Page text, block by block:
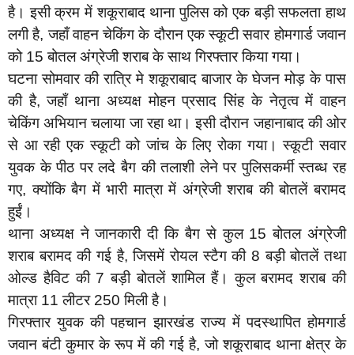
है। इसी क्रम में शकूराबाद थाना पुलिस को एक बड़ी सफलता हाथ
लगी है, जहाँ वाहन चेकिंग के दौरान एक स्कूटी सवार होमगार्ड जवान
को 15 बोतल अंग्रेजी शराब के साथ गिरफ्तार किया गया।
घटना सोमवार की रात्रि मे शकूराबाद बाजार के घेजन मोड़ के पास
की है, जहाँ थाना अध्यक्ष मोहन प्रसाद सिंह के नेतृत्व में वाहन
चेकिंग अभियान चलाया जा रहा था। इसी दौरान जहानाबाद की ओर
से आ रही एक स्कूटी को जांच के लिए रोका गया। स्कूटी सवार
युवक के पीठ पर लदे बैग की तलाशी लेने पर पुलिसकर्मी स्तब्ध रह
गए, क्योंकि बैग में भारी मात्रा में अंग्रेजी शराब की बोतलें बरामद
हुईं।
थाना अध्यक्ष ने जानकारी दी कि बैग से कुल 15 बोतल अंग्रेजी
शराब बरामद की गई है, जिसमें रोयल स्टैग की 8 बड़ी बोतलें तथा
ओल्ड हैविट की 7 बड़ी बोतलें शामिल हैं। कुल बरामद शराब की
मात्रा 11 लीटर 250 मिली है।
गिरफ्तार युवक की पहचान झारखंड राज्य में पदस्थापित होमगार्ड
जवान बंटी कुमार के रूप में की गई है, जो शकूराबाद थाना क्षेत्र के